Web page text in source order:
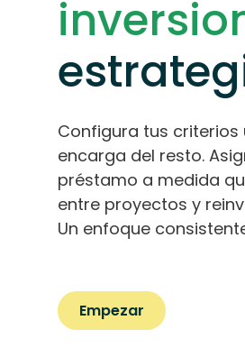
Configura tus criterios
encarga del resto.
préstamo a medida
entre proyectos y
Un enfoque
Empezar